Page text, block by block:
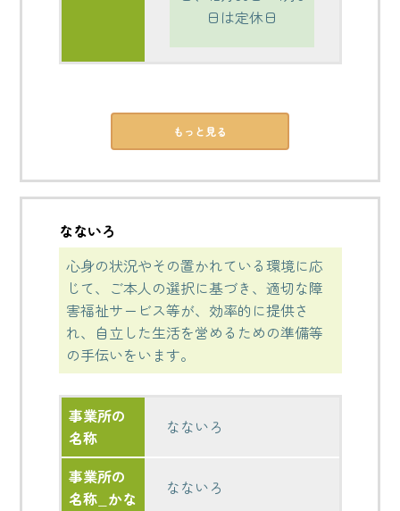
日は定休日
もっと見る
なないろ
心身の状況やその置かれている環境に応
じて、ご本人の選択に基づき、適切な障
害福祉サービス等が、効率的に提供さ
れ、自立した生活を営めるための準備等
の手伝いをいます。
事業所の
名称
なないろ
事業所の
名称_かな
なないろ